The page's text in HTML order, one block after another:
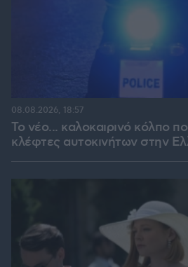
Το νέο... καλοκαιρινό κόλπο
κλέφτες αυτοκινήτων στην
08.08.2026, 18:57